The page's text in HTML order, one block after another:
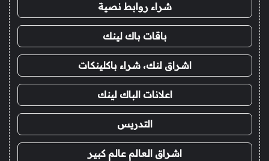
شراء روابط نصية
باقات باك لينك
اشراق لنك، شراء باكلينكات
اعلانات الباك لينك
التدريس
اشراق العالم عالم كبير